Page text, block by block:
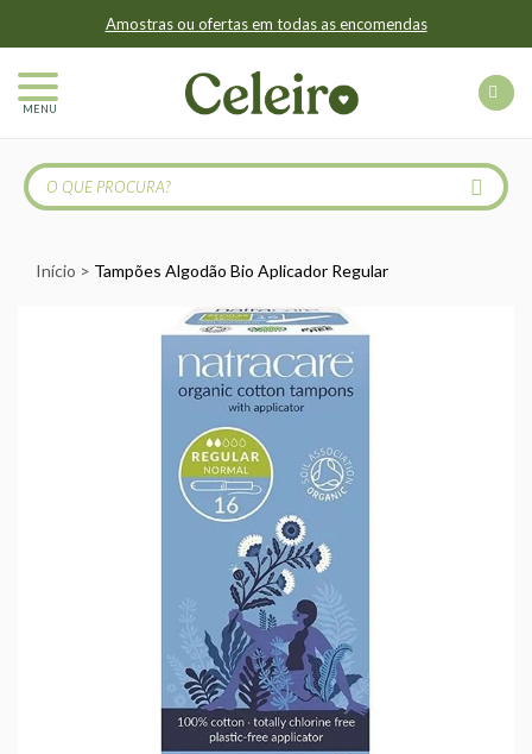
Amostras ou ofertas em todas as encomendas
MENU
Início Tampões Algodão Bio Aplicador Regular